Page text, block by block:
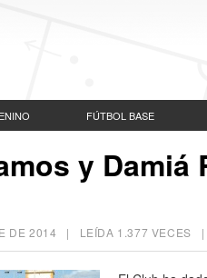
FÚTBOL BASE
y Damiá
DE 2014 | LEÍDA 1.377 VECES